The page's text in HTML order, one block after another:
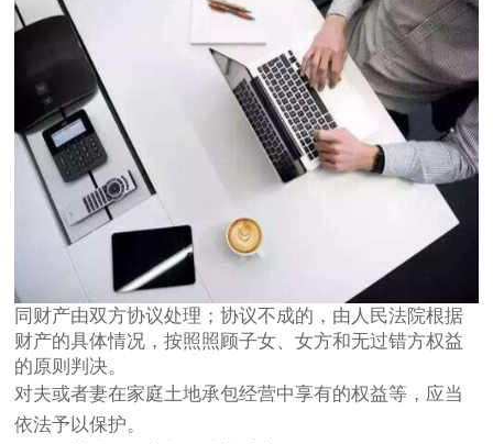
同财产由双方协议处理；协议不成的，由人民法院根据
财产的具体情况，按照照顾子女、女方和无过错方权益
的原则判决。
对夫或者妻在家庭土地承包经营中享有的权益等，应当
依法予以保护。